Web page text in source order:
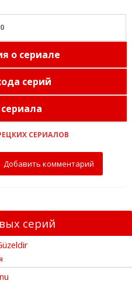
0
о сериале
серий
СЕРИАЛОВ
Добавить комментарий
серий